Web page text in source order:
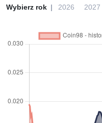
Wybierz rok 2026 2027